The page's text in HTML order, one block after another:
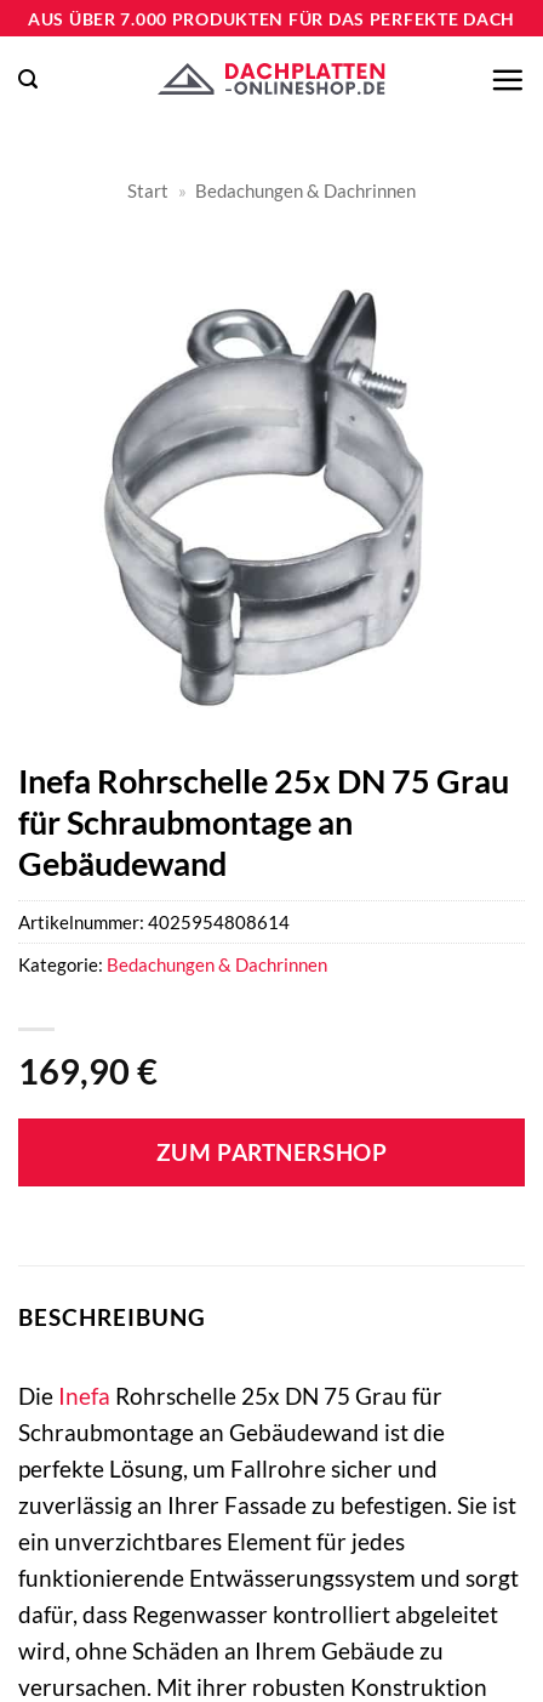
Zum
springen
AUS ÜBER 7.000 PRODUKTEN FÜR DAS PERFEKTE DACH
Start » Bedachungen & Dachrinnen
Inefa Rohrschelle 25x DN 75 Grau
für Schraubmontage an
Gebäudewand
169,90 €
ZUM PARTNERSHOP
Artikelnummer: 4025954808614
Kategorie: Bedachungen & Dachrinnen
BESCHREIBUNG
Die Inefa Rohrschelle 25x DN 75 Grau für
Schraubmontage an Gebäudewand ist die
perfekte Lösung, um Fallrohre sicher und
zuverlässig an Ihrer Fassade zu befestigen. Sie ist
ein unverzichtbares Element für jedes
funktionierende Entwässerungssystem und sorgt
dafür, dass Regenwasser kontrolliert abgeleitet
wird, ohne Schäden an Ihrem Gebäude zu
verursachen. Mit ihrer robusten Konstruktion